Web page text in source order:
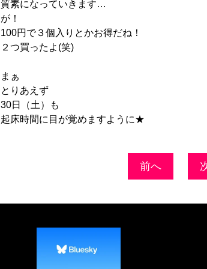
質素になっていきます…
が！
100円で３個入りとかお得だね！
２つ買ったよ(笑)
まぁ
とりあえず
30日（土）も
起床時間に目が覚めますように★
前へ